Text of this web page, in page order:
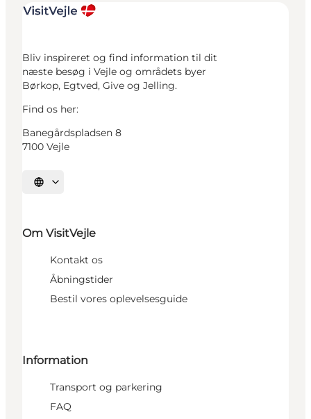
Bliv inspireret og find information til dit
næste besøg i Vejle og områdets byer
Børkop, Egtved, Give og Jelling.
Find os her:
Banegårdspladsen 8
7100 Vejle
Vælg sprog
Om VisitVejle
Kontakt os
Åbningstider
Bestil vores oplevelsesguide
Information
Transport og parkering
FAQ